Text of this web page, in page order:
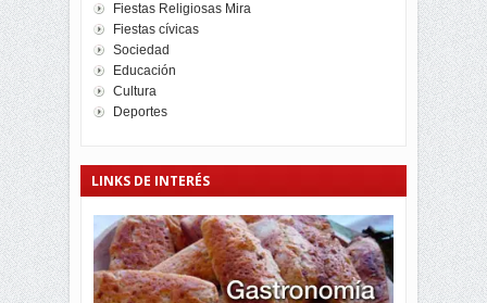
Fiestas Religiosas Mira
Fiestas cívicas
Sociedad
Educación
Cultura
Deportes
LINKS DE INTERÉS